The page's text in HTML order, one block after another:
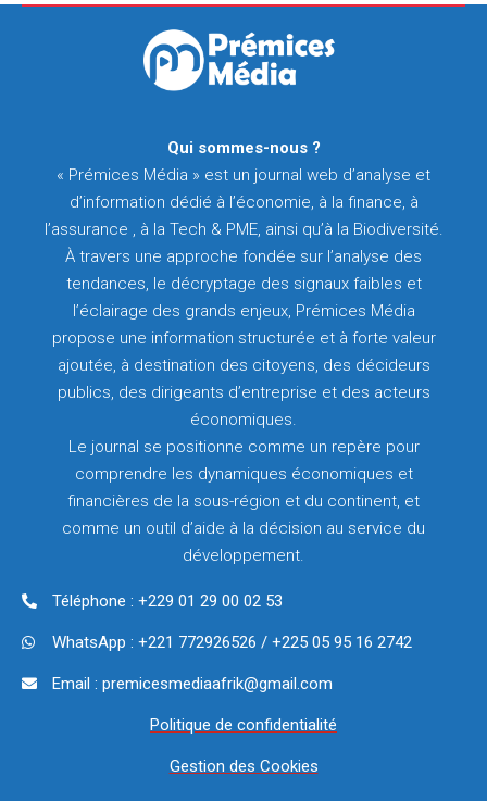
Qui sommes-nous ?
« Prémices Média » est un journal web d’analyse et
d’information dédié à l’économie, à la finance, à
l’assurance , à la Tech & PME, ainsi qu’à la Biodiversité.
À travers une approche fondée sur l’analyse des
tendances, le décryptage des signaux faibles et
l’éclairage des grands enjeux, Prémices Média
propose une information structurée et à forte valeur
ajoutée, à destination des citoyens, des décideurs
publics, des dirigeants d’entreprise et des acteurs
économiques.
Le journal se positionne comme un repère pour
comprendre les dynamiques économiques et
financières de la sous-région et du continent, et
comme un outil d’aide à la décision au service du
développement.
Téléphone : +229 01 29 00 02 53
WhatsApp : +221 772926526 / +225 05 95 16 2742
Email : premicesmediaafrik@gmail.com
Politique de confidentialité
Gestion des Cookies